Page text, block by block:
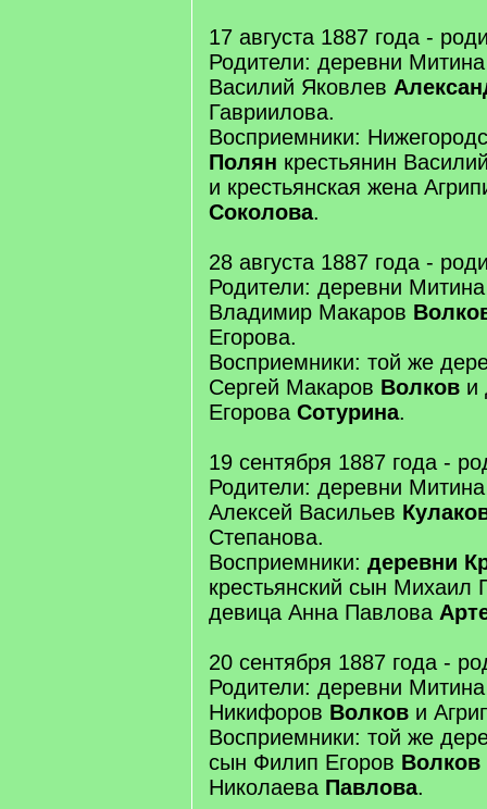
17 августа 1887 года -
Родители: деревни Митина
Василий Яковлев
Гавриилова.
Восприемники:
Полян крестьянин
и крестьянская жена
Соколова.
28 августа 1887 года -
Родители: деревни Митина
Владимир Макаров
Егорова.
Восприемники: той же
Сергей Макаров Волков и
Егорова Сотурина.
19 сентября 1887 года -
Родители: деревни Митина
Алексей Васильев
Степанова.
Восприемники: деревни
крестьянский сын Михаил
девица Анна Павлова
20 сентября 1887 года -
Родители: деревни
Никифоров Волков и
Восприемники: той же
сын Филип Егоров Волков
Николаева Павлова.